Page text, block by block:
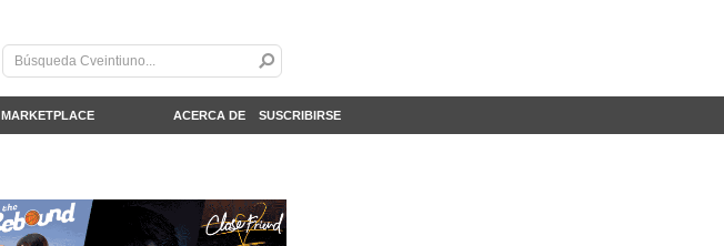
ACERCA DE
MARKETPLACE SUSCRIBIRSE